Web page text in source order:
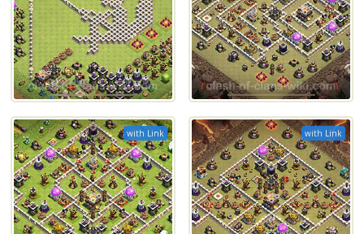
with Link with Link